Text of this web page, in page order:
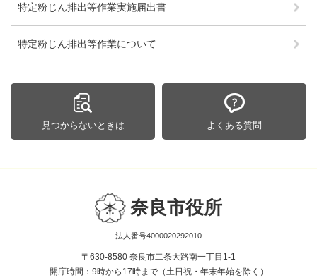
特定粉じん排出等作業実施届出書
特定粉じん排出等作業について
見つからないときは よくある質問
奈良市役所
法人番号4000020292010
〒630-8580 奈良市二条大路南一丁目1-1
開庁時間：9時から17時まで（土日祝・年末年始を除く）